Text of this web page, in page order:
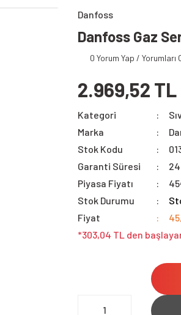
Danfoss
Danfoss Gaz
0 Yorum Yap / Yorumları
2.969,52 TL
Kategori
Marka
Stok Kodu
Garanti Süresi
Piyasa Fiyatı
Stok Durumu
Fiyat
*303,04 TL den